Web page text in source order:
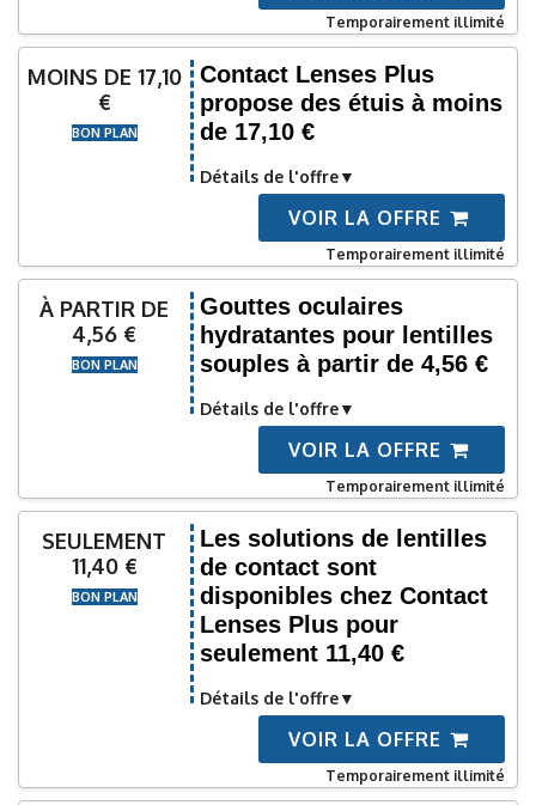
Temporairement illimité
MOINS DE 17,10
€
BON PLAN
Contact Lenses Plus
propose des étuis à moins
de 17,10 €
Détails de l'offre
VOIR LA OFFRE
Temporairement illimité
À PARTIR DE
4,56 €
BON PLAN
Gouttes oculaires
hydratantes pour lentilles
souples à partir de 4,56 €
Détails de l'offre
VOIR LA OFFRE
Temporairement illimité
SEULEMENT
11,40 €
BON PLAN
Les solutions de lentilles
de contact sont
disponibles chez Contact
Lenses Plus pour
seulement 11,40 €
Détails de l'offre
VOIR LA OFFRE
Temporairement illimité